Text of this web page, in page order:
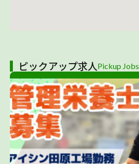
ピックアップ求人Pickup Jobs